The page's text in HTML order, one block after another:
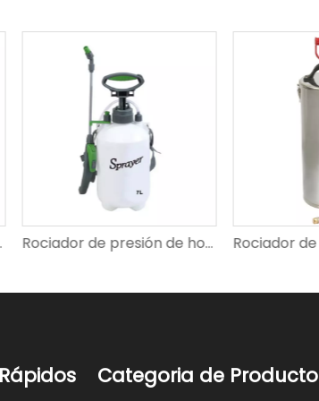
Rociador de presión de hombro SX-CS902
Categoria de Producto